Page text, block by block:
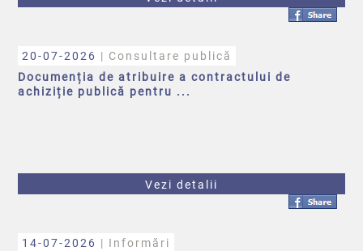
20-07-2026 | Consultare publică
Documenția de atribuire a contractului de
achiziție publică pentru ...
Vezi detalii
14-07-2026 | Informări